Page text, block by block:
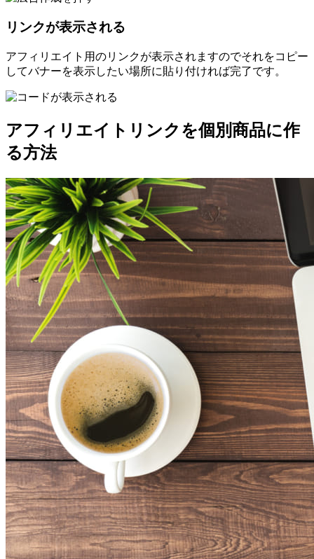
リンクが表示される
アフィリエイト用のリンクが表示されますのでそれをコピー
してバナーを表示したい場所に貼り付ければ完了です。
アフィリエイトリンクを個別商品に作
る方法